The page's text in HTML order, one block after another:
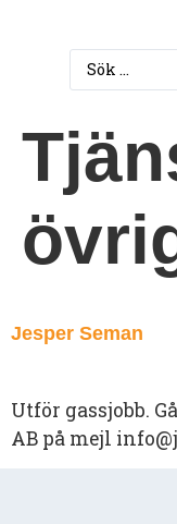
Jesper Seman
Utför gassjobb.
AB på mejl